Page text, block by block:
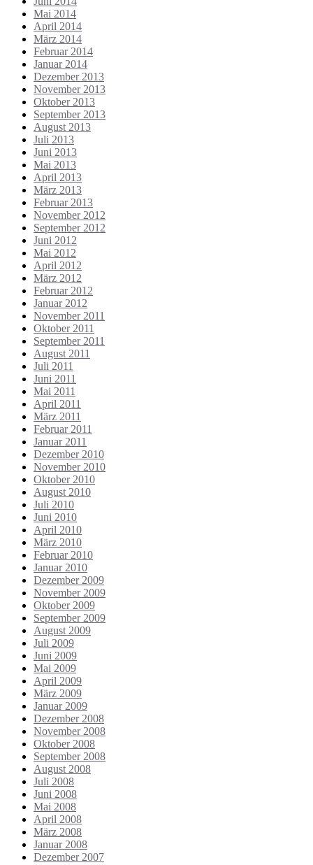
Mai 2014
April 2014
März 2014
Februar 2014
Januar 2014
Dezember 2013
November 2013
Oktober 2013
September 2013
August 2013
Juli 2013
Juni 2013
Mai 2013
April 2013
März 2013
Februar 2013
November 2012
September 2012
Juni 2012
Mai 2012
April 2012
März 2012
Februar 2012
Januar 2012
November 2011
Oktober 2011
September 2011
August 2011
Juli 2011
Juni 2011
Mai 2011
April 2011
März 2011
Februar 2011
Januar 2011
Dezember 2010
November 2010
Oktober 2010
August 2010
Juli 2010
Juni 2010
April 2010
März 2010
Februar 2010
Januar 2010
Dezember 2009
November 2009
Oktober 2009
September 2009
August 2009
Juli 2009
Juni 2009
Mai 2009
April 2009
März 2009
Januar 2009
Dezember 2008
November 2008
Oktober 2008
September 2008
August 2008
Juli 2008
Juni 2008
Mai 2008
April 2008
März 2008
Januar 2008
Dezember 2007